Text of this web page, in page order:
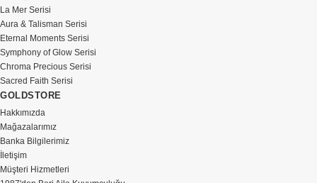
La Mer Serisi
Aura & Talisman Serisi
Eternal Moments Serisi
Symphony of Glow Serisi
Chroma Precious Serisi
Sacred Faith Serisi
GOLDSTORE
Hakkımızda
Mağazalarımız
Banka Bilgilerimiz
İletişim
Müşteri Hizmetleri